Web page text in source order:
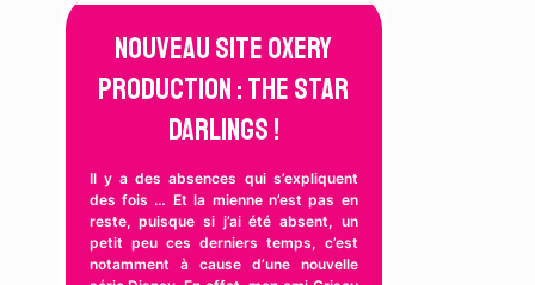
Nouveau Site Oxery
Production : The Star
Darlings !
Il y a des absences qui s’expliquent
des fois … Et la mienne n’est pas en
reste, puisque si j’ai été absent, un
petit peu ces derniers temps, c’est
notamment à cause d’une nouvelle